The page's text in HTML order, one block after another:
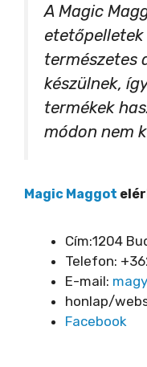
A Magic
természetes
készülnek,
termékek
módon nem
Magic Maggot
Cím:1204
Telefon:
E-mail:
honlap/
Facebook